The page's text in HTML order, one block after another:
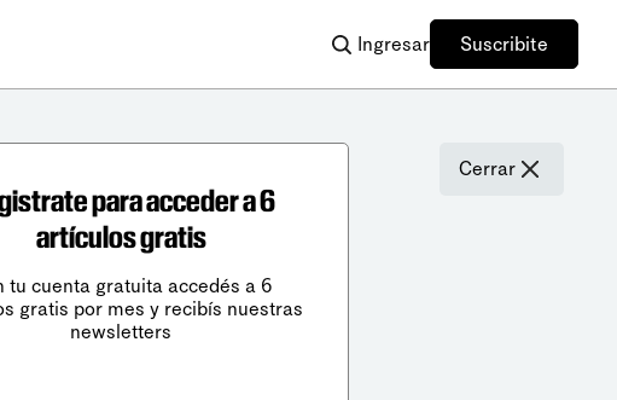
Ingresar Suscribite
Cerrar
para acceder a 6
artículos gratis
tu cuenta gratuita accedés a 6
gratis por mes y recibís nuestras
newsletters